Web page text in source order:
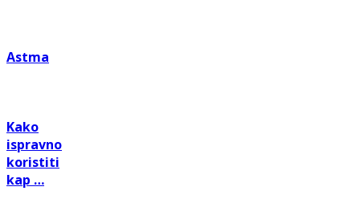
Astma
Kako
ispravno
koristiti
kap …